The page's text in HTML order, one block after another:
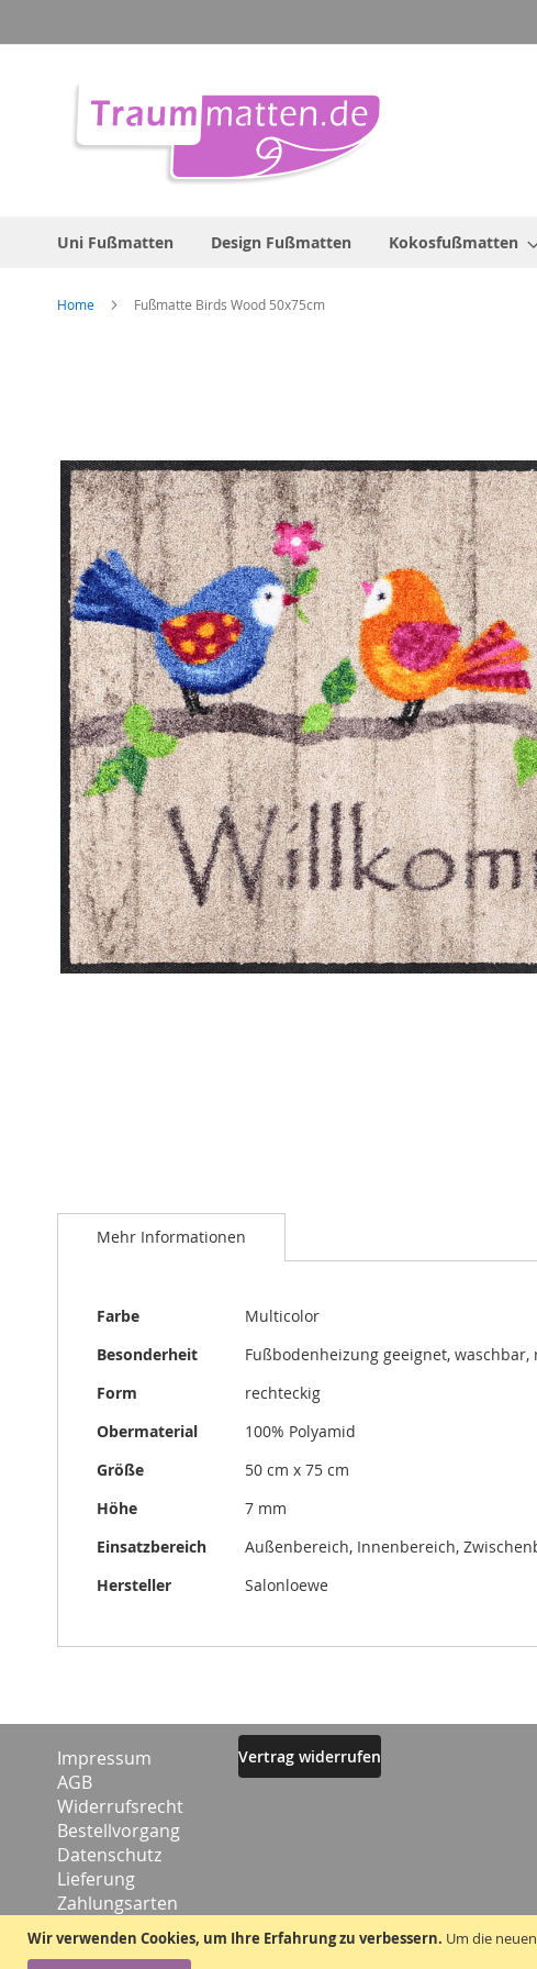
Wir verwenden Cookies, um Ihre Erfahrung zu verbessern. Um die
zum
Uni Fußmatten Design Fußmatten Kokosfußmatten
Home Fußmatte Birds Wood 50x75cm
Mehr Informationen
Mehr
Farbe
Multicolor
Besonderheit
Fußbodenheizung geeignet,
Form
rechteckig
Obermaterial
100% Polyamid
Größe
50 cm x 75 cm
Höhe
7 mm
Einsatzbereich
Außenbereich, Innenbereich,
Hersteller
Salonloewe
Impressum
AGB
Widerrufsrecht
Bestellvorgang
Datenschutz
Lieferung
Zahlungsarten
Kontakt
Vertrag widerrufen